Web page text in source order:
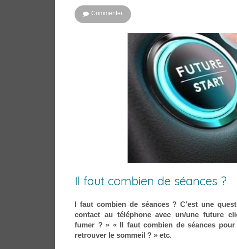
Commenter
Il faut combien de séances ?
l faut combien de séances ? C’est une
contact au téléphone avec un/une future
fumer ? » « Il faut combien de séances
retrouver le sommeil ? » etc.